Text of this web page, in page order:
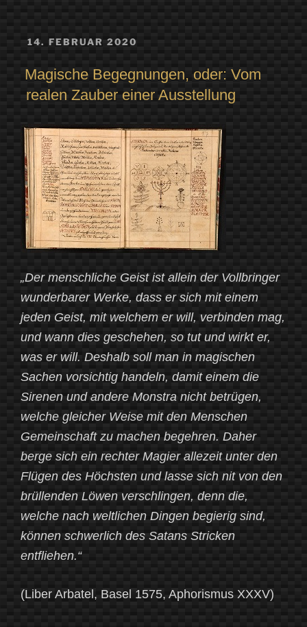
VERÖFFENTLICHT
14. FEBRUAR 2020
Magische Begegnungen, oder: Vom
realen Zauber einer Ausstellung
„Der menschliche Geist ist allein der Vollbringer
wunderbarer Werke, dass er sich mit einem
jeden Geist, mit welchem er will, verbinden mag,
und wann dies geschehen, so tut und wirkt er,
was er will. Deshalb soll man in magischen
Sachen vorsichtig handeln, damit einem die
Sirenen und andere Monstra nicht betrügen,
welche gleicher Weise mit den Menschen
Gemeinschaft zu machen begehren. Daher
berge sich ein rechter Magier allezeit unter den
Flügen des Höchsten und lasse sich nit von den
brüllenden Löwen verschlingen, denn die,
welche nach weltlichen Dingen begierig sind,
können schwerlich des Satans Stricken
entfliehen.“
(Liber Arbatel, Basel 1575, Aphorismus XXXV)